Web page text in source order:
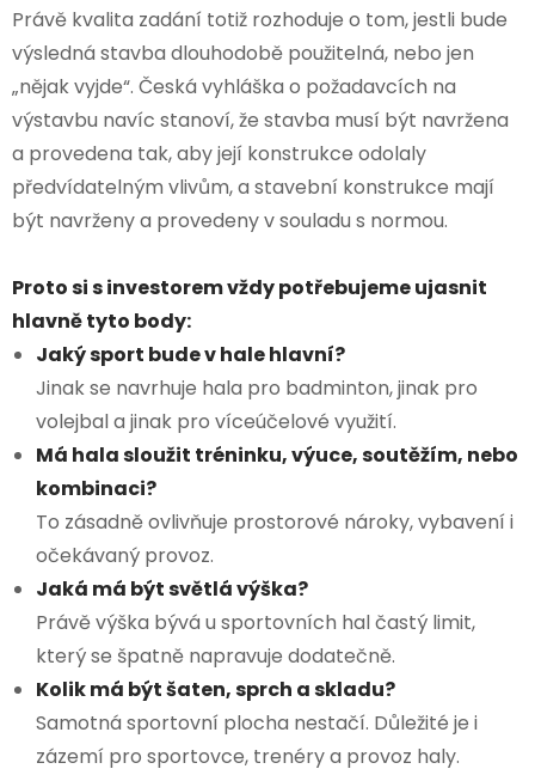
Právě kvalita zadání totiž rozhoduje o tom, jestli bude
výsledná stavba dlouhodobě použitelná, nebo jen
„nějak vyjde“. Česká vyhláška o požadavcích na
výstavbu navíc stanoví, že stavba musí být navržena
a provedena tak, aby její konstrukce odolaly
předvídatelným vlivům, a stavební konstrukce mají
být navrženy a provedeny v souladu s normou.
Proto si s investorem vždy potřebujeme ujasnit
hlavně tyto body:
Jaký sport bude v hale hlavní?
Jinak se navrhuje hala pro badminton, jinak pro
volejbal a jinak pro víceúčelové využití.
Má hala sloužit tréninku, výuce, soutěžím, nebo
kombinaci?
To zásadně ovlivňuje prostorové nároky, vybavení i
očekávaný provoz.
Jaká má být světlá výška?
Právě výška bývá u sportovních hal častý limit,
který se špatně napravuje dodatečně.
Kolik má být šaten, sprch a skladu?
Samotná sportovní plocha nestačí. Důležité je i
zázemí pro sportovce, trenéry a provoz haly.